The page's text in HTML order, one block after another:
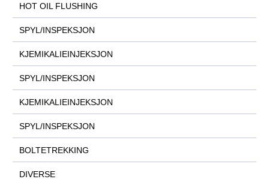
HOT OIL FLUSHING
SPYL/INSPEKSJON
KJEMIKALIEINJEKSJON
SPYL/INSPEKSJON
KJEMIKALIEINJEKSJON
SPYL/INSPEKSJON
BOLTETREKKING
DIVERSE